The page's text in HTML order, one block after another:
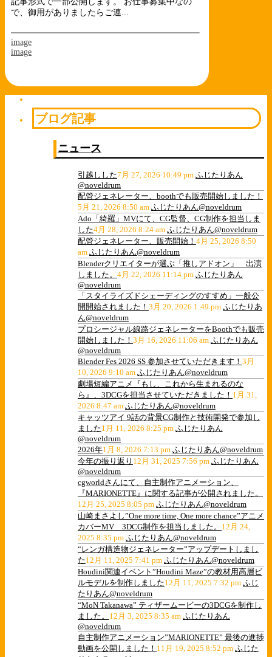
で、御用がありましたらご連...
image
image
ブログ記事
ニュース
引越しした7月 27, 2026 10:49 pm ふじたりあん
@noveldrum
配管ジェネレーター、boothでも販売開始しました！
5月 21, 2026 8:50 am ふじたりあん@noveldrum
Ado「綺羅」MVにて、CG監督、CG制作を担当しま
した4月 28, 2026 8:24 am ふじたりあん@noveldrum
配管ジェネレーター、販売開始！ 4月 25, 2026 8:50
am ふじたりあん@noveldrum
Blenderクリエイターが選ぶ「推しアドオン」 出演
しました。 4月 22, 2026 11:14 pm ふじたりあん
@noveldrum
「スタイライズドシェーディングのすすめ」一般公
開開始されました！ 3月 20, 2026 1:49 pm ふじたりあ
ん@noveldrum
プロシージャル線路ジェネレーターをBoothでも販売
開始しました！ 3月 16, 2026 11:06 am ふじたりあん
@noveldrum
Blender Fes 2026 SS 参加させていただきます！ 3月
10, 2026 9:10 am ふじたりあん@noveldrum
劇場短編アニメ『もし、これから生まれるのな
ら』、3DCGを担当させていただきました！ 1月 31,
2026 8:47 am ふじたりあん@noveldrum
キャッツアイ 9話の背景CG制作と技術開発で参加し
ました1月 11, 2026 8:25 pm ふじたりあん
@noveldrum
2026年1月 8, 2026 7:13 pm ふじたりあん@noveldrum
今年の振り返り 12月 31, 2025 7:56 pm ふじたりあん
@noveldrum
cgworldさんにて、自主制作アニメーション、
『MARIONETTE』に関する記事が公開されました。
12月 25, 2025 8:05 pm ふじたりあん@noveldrum
山崎まさよし”One more time, One more chance”アニメ
カバーMV 3DCG制作を担当しました。 12月 24,
2025 8:35 pm ふじたりあん@noveldrum
“レンガ構造物ジェネレーター”アップデートしまし
た12月 11, 2025 7:41 pm ふじたりあん@noveldrum
Houdini関連イベント”Houdini Maze”の教材用高層ビ
ルモデルを制作しました12月 11, 2025 7:32 pm ふじ
たりあん@noveldrum
“MoN Takanawa” ティザームービーの3DCGを制作し
ました。 12月 3, 2025 8:35 am ふじたりあん
@noveldrum
自主制作アニメーション”MARIONETTE” 最後の進捗
動画を公開しました！ 11月 19, 2025 8:52 pm ふじた